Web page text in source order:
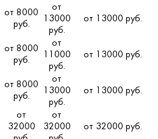
от 8000
руб.
от
13000
руб.
от 13000 руб.
от 8000
руб.
от
11000
руб.
от 13000 руб.
от 8000
руб.
от
13000
руб.
от 13000 руб.
от
32000
от
32000
от 32000 руб.